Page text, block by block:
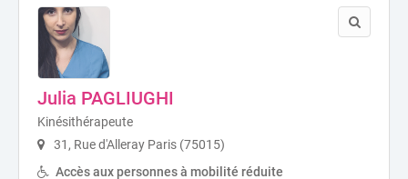
Julia PAGLIUGHI
Kinésithérapeute
31, Rue d'Alleray Paris (75015)
Accès aux personnes à mobilité réduite